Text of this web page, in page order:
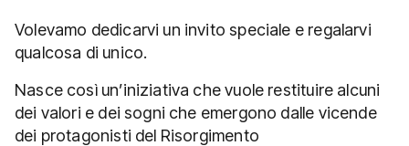
Volevamo dedicarvi un invito speciale e regalarvi
qualcosa di unico.
Nasce così un’iniziativa che vuole restituire alcuni
dei valori e dei sogni che emergono dalle vicende
dei protagonisti del Risorgimento